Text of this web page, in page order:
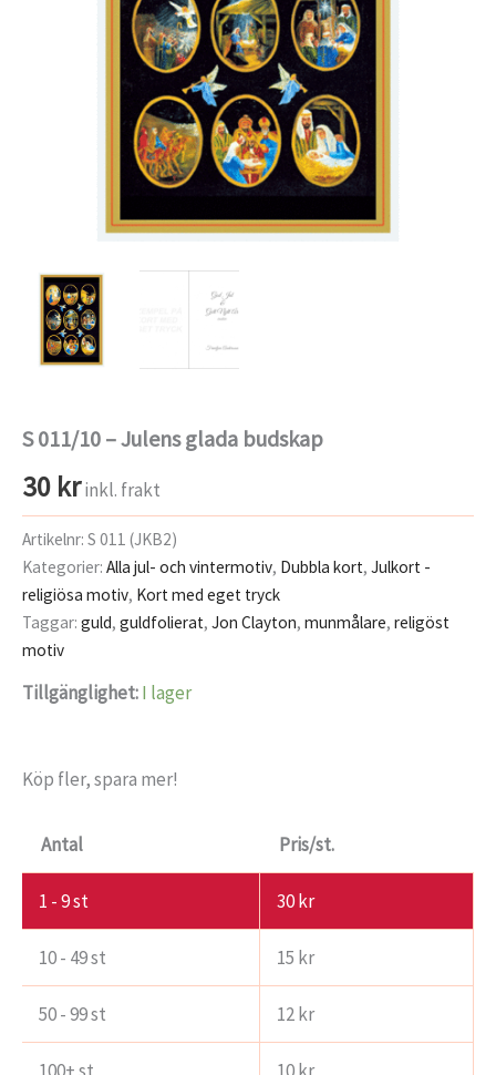
S 011/10 – Julens glada budskap
30 krinkl. frakt
Artikelnr: S 011 (JKB2)
Kategorier: Alla jul- och vintermotiv, Dubbla kort, Julkort -
religiösa motiv, Kort med eget tryck
Taggar: guld, guldfolierat, Jon Clayton, munmålare, religöst
motiv
Tillgänglighet:I lager
Köp fler, spara mer!
Antal Pris/st.
1 - 9st 30kr
10 - 49 st 15 kr
50 - 99 st 12kr